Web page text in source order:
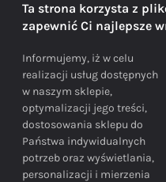
Doradzamy na
Ta strona korzysta z
zapewnić Ci najlepsze
Informujemy, iż w celu
realizacji usług dostępnych
w naszym sklepie,
optymalizacji jego treści,
dostosowania sklepu do
Państwa indywidualnych
potrzeb oraz wyświetlania,
personalizacji i mierzenia